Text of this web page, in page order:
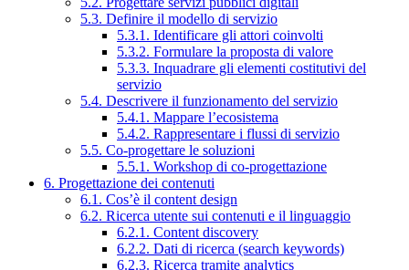
5.3. Definire il modello di servizio
5.3.1. Identificare gli attori coinvolti
5.3.2. Formulare la proposta di valore
5.3.3. Inquadrare gli elementi costitutivi del
servizio
5.4. Descrivere il funzionamento del servizio
5.4.1. Mappare l’ecosistema
5.4.2. Rappresentare i flussi di servizio
5.5. Co-progettare le soluzioni
5.5.1. Workshop di co-progettazione
6. Progettazione dei contenuti
6.1. Cos’è il content design
6.2. Ricerca utente sui contenuti e il linguaggio
6.2.1. Content discovery
6.2.2. Dati di ricerca (search keywords)
6.2.3. Ricerca tramite analytics